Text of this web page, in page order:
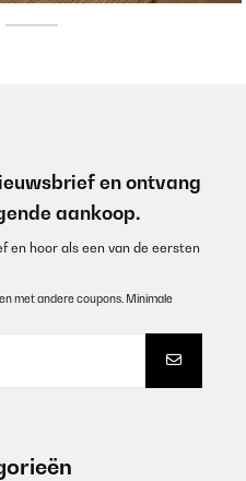
en ontvang
aankoop.
en hoor als een van de eersten
met andere coupons. Minimale